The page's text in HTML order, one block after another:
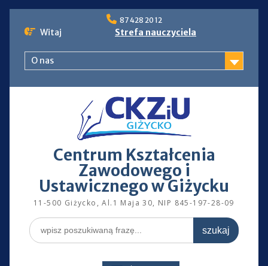
to
87 428 20 12
Witaj Strefa nauczyciela
O nas
Centrum Kształcenia
Zawodowego i
Ustawicznego w Giżycku
11-500 Giżycko, Al.1 Maja 30, NIP 845-197-28-09
Search
for: